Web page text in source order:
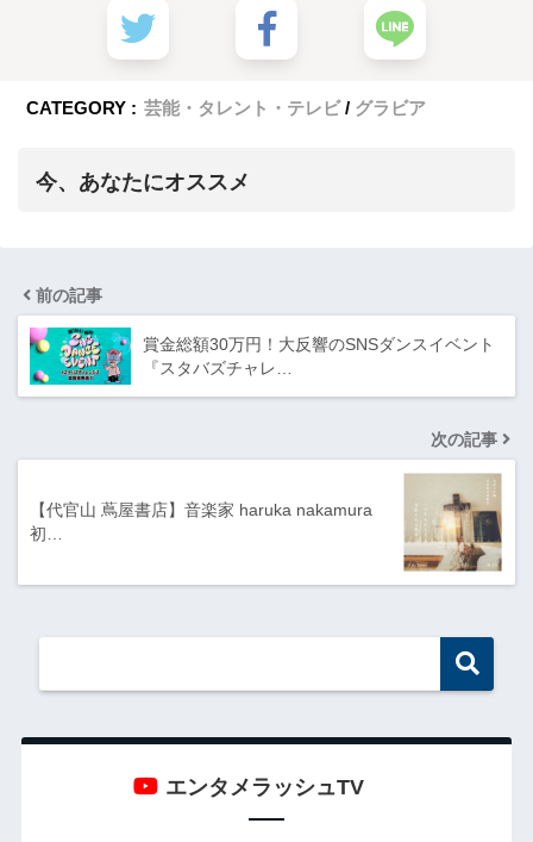
CATEGORY : 芸能・タレント・テレビ グラビア
今、あなたにオススメ
前の記事
賞金総額30万円！大反響のSNSダンスイベント
『スタバズチャレ…
次の記事
【代官山 蔦屋書店】音楽家 haruka nakamura
初…
エンタメラッシュTV